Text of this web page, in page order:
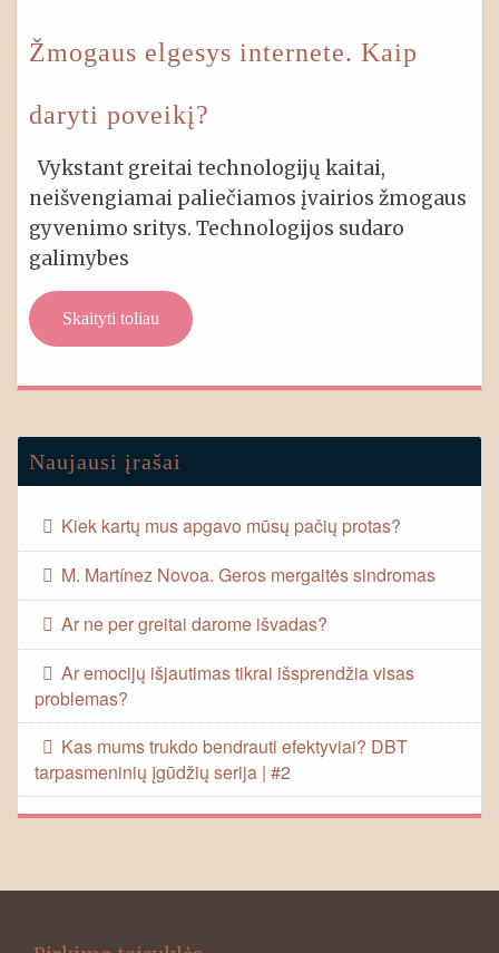
Žmogaus elgesys internete. Kaip
daryti poveikį?
Vykstant greitai technologijų kaitai,
neišvengiamai paliečiamos įvairios žmogaus
gyvenimo sritys. Technologijos sudaro
galimybes
Skaityti toliau
Naujausi įrašai
Kiek kartų mus apgavo mūsų pačių protas?
M. Martínez Novoa. Geros mergaitės sindromas
Ar ne per greitai darome išvadas?
Ar emocijų išjautimas tikrai išsprendžia visas
problemas?
Kas mums trukdo bendrauti efektyviai? DBT
tarpasmeninių įgūdžių serija | #2